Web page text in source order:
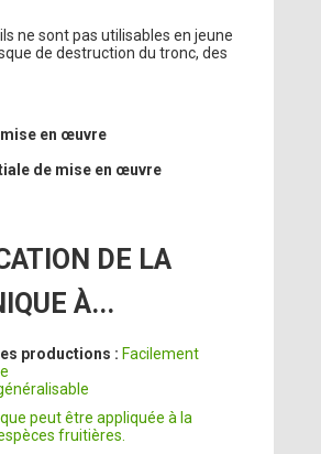
ne sont pas utilisables en jeune
de destruction du tronc, des
en œuvre
de mise en œuvre
DE LA
À...
productions : Facilement
peut être appliquée à la
fruitières.